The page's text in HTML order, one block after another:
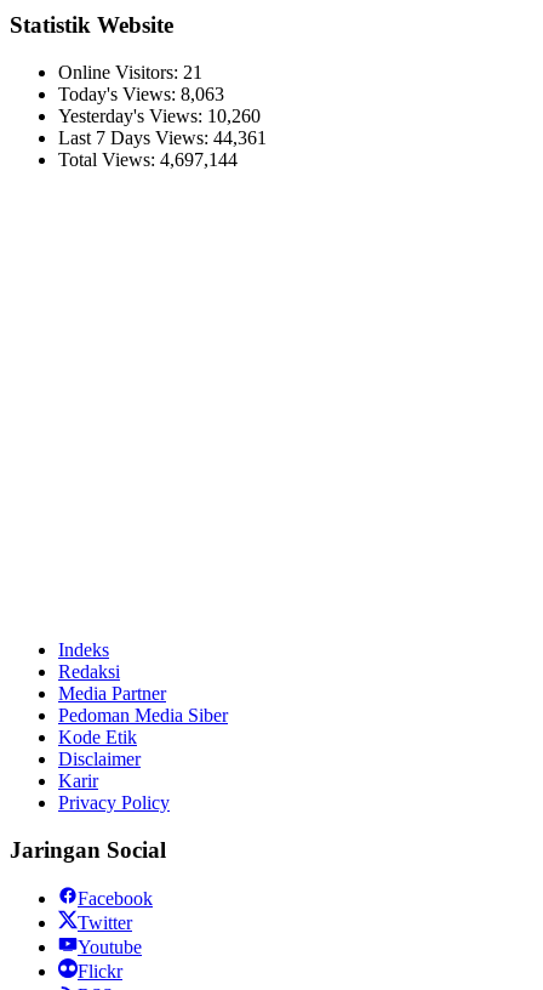
Statistik Website
Online Visitors: 21
Today's Views: 8,063
Yesterday's Views: 10,260
Last 7 Days Views: 44,361
Total Views: 4,697,144
Indeks
Redaksi
Media Partner
Pedoman Media Siber
Kode Etik
Disclaimer
Karir
Privacy Policy
Jaringan Social
Facebook
Twitter
Youtube
Flickr